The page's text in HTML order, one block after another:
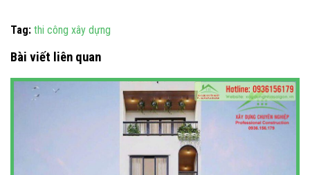
Tag: thi công xây dựng
Bài viết liên quan